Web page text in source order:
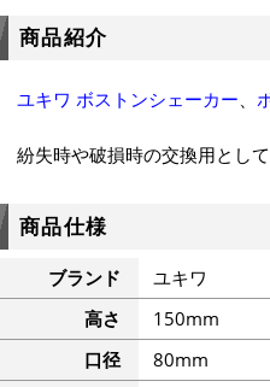
商品紹介
ユキワ ボストンシェーカー、
紛失時や破損時の交換用として
商品仕様
ブランド
ユキワ
高さ
150mm
口径
80mm